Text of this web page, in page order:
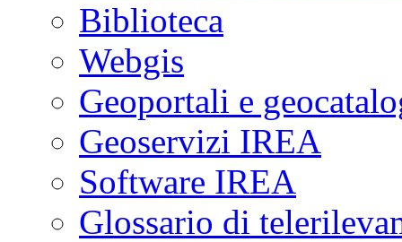
Biblioteca
Webgis
Geoportali e
Geoservizi IREA
Software IREA
Glossario di